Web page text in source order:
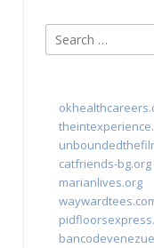
Search
for:
catfriends-bg.org
marianlives.org